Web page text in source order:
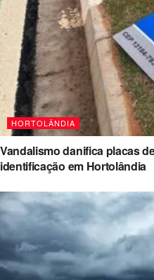
HORTOLÂNDIA
Vandalismo danifica placas
identificação em Hortolândia